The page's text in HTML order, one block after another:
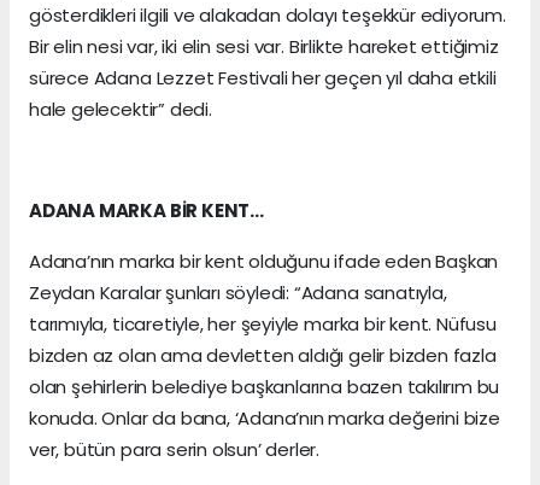
gösterdikleri ilgili ve alakadan dolayı teşekkür ediyorum.
Bir elin nesi var, iki elin sesi var. Birlikte hareket ettiğimiz
sürece Adana Lezzet Festivali her geçen yıl daha etkili
hale gelecektir” dedi.
ADANA MARKA BİR KENT…
Adana’nın marka bir kent olduğunu ifade eden Başkan
Zeydan Karalar şunları söyledi: “Adana sanatıyla,
tarımıyla, ticaretiyle, her şeyiyle marka bir kent. Nüfusu
bizden az olan ama devletten aldığı gelir bizden fazla
olan şehirlerin belediye başkanlarına bazen takılırım bu
konuda. Onlar da bana, ‘Adana’nın marka değerini bize
ver, bütün para serin olsun’ derler.